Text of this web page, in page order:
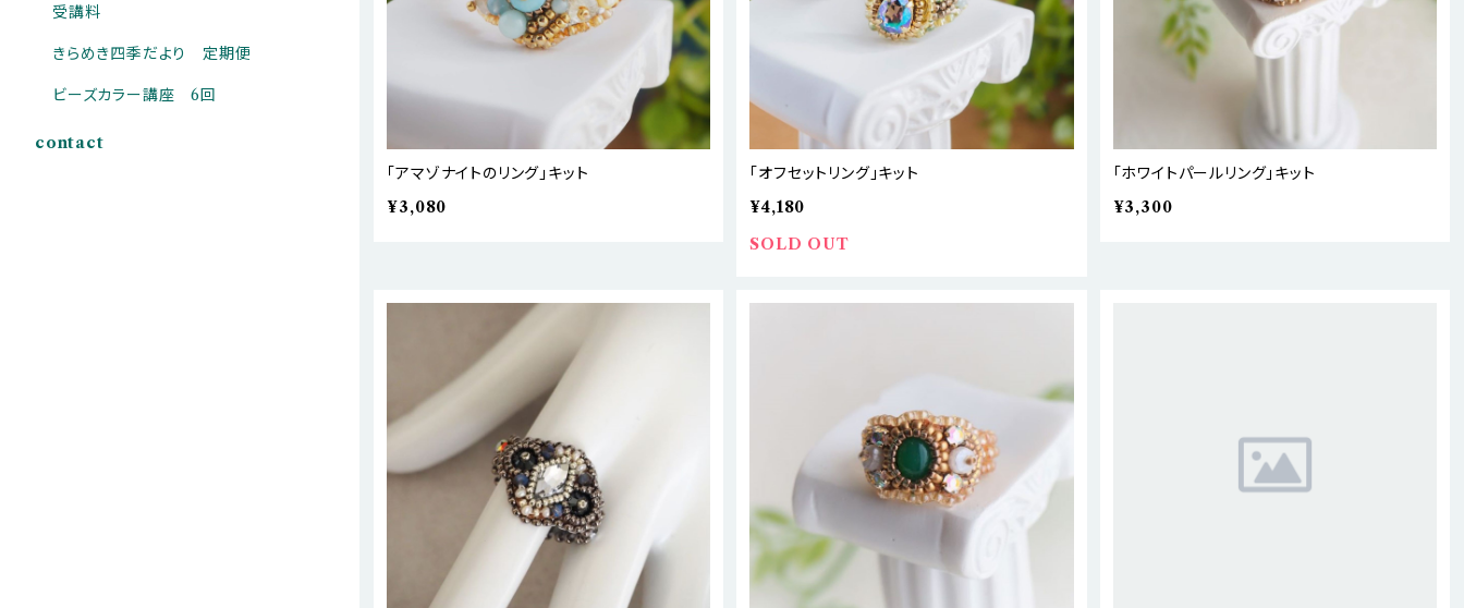
「アマゾナイトのリング」キット
¥3,080
「オフセットリング」キット
¥4,180
SOLD OUT
「ホワイトパールリング」キット
¥3,300
受講料
きらめき四季だより 定期便
ビーズカラー講座 6回
contact